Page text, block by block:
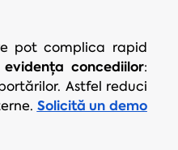
pot complica rapid
concediilor:
Astfel reduci
Solicită un demo